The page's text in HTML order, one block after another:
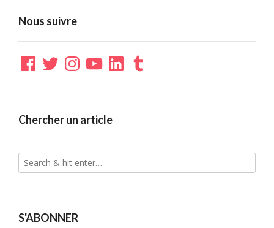
Nous suivre
Facebook
TwitterInstagramYouTubeLinkedInTumblr
Chercher un article
S'ABONNER